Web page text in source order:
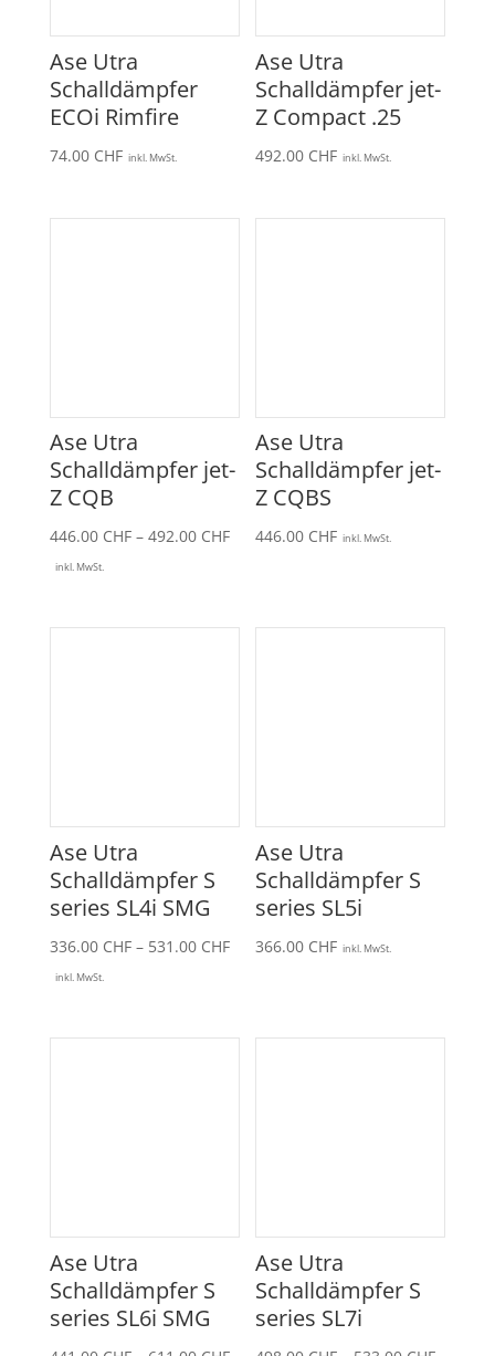
Ase Utra
Schalldämpfer
ECOi Rimfire
74.00 CHF inkl. MwSt.
Ase Utra
Schalldämpfer jet-
Z Compact .25
492.00 CHF inkl. MwSt.
Ase Utra
Schalldämpfer jet-
Z CQB
446.00 CHF – 492.00 CHFPreisspanne:
inkl. MwSt.
Ase Utra
Schalldämpfer jet-
Z CQBS
446.00 CHF inkl. MwSt.
Ase Utra
Schalldämpfer S
series SL4i SMG
336.00 CHF – 531.00 CHFPreisspanne:
inkl. MwSt.
Ase Utra
Schalldämpfer S
series SL5i
366.00 CHF inkl. MwSt.
Ase Utra
Schalldämpfer S
series SL6i SMG
Ase Utra
Schalldämpfer S
series SL7i